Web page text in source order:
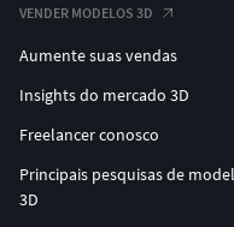
VENDER MODELOS 3D
Aumente suas vendas
Insights do mercado 3D
Freelancer conosco
Principais pesquisas de
3D